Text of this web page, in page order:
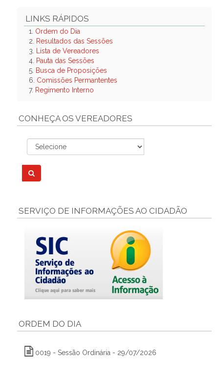
LINKS RÁPIDOS
1. Ordem do Dia
2.
Resultados das Sessões
3.
Lista de Vereadores
4. Pauta das Sessões
5. Busca de Proposições
6. Comissões Permantentes
7. Regimento Interno
CONHEÇA OS VEREADORES
SERVIÇO DE INFORMAÇÕES AO CIDADÃO
ORDEM DO DIA
0019 - Sessão Ordinária - 29/07/2026